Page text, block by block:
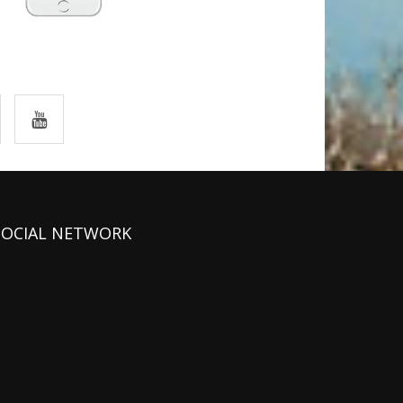
NETWORK